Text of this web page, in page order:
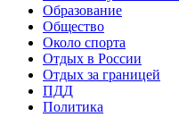
Образование
Общество
Около спорта
Отдых в России
Отдых за границей
ПДД
Политика